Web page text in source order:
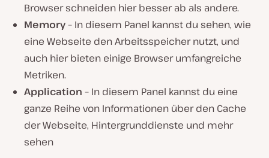
Browser schneiden hier besser ab als andere.
Memory– In diesem Panel kannst du sehen, wie
eine Webseite den Arbeitsspeicher nutzt, und
auch hier bieten einige Browser umfangreiche
Metriken.
Application – In diesem Panel kannst du eine
ganze Reihe von Informationen über den Cache
der Webseite, Hintergrunddienste und mehr
sehen